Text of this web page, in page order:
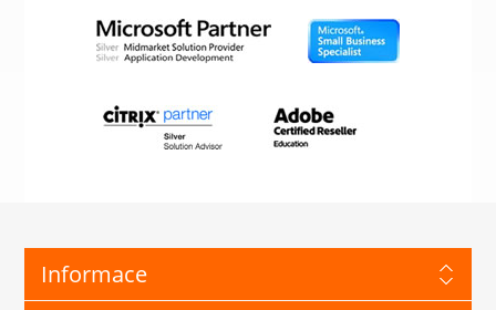
Informace